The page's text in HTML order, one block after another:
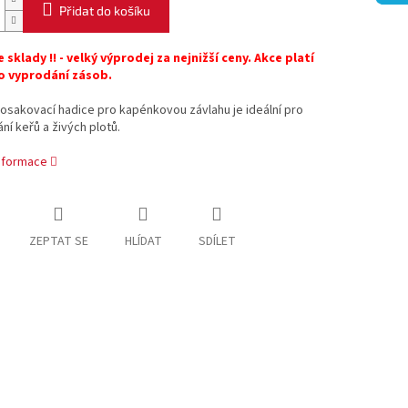
Přidat do košíku
sklady !! - velký výprodej za nejnižší ceny. Akce platí
vyprodání zásob.
hadice pro kapénkovou závlahu je ideální pro
keřů a živých plotů.
ZEPTAT SE HLÍDAT SDÍLET